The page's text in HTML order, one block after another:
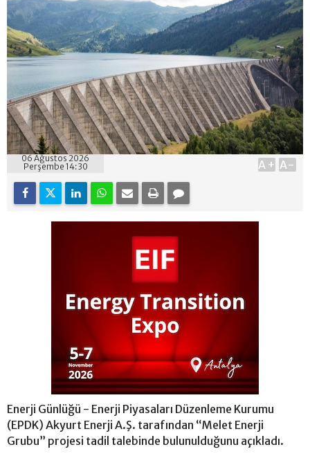
06 Ağustos 2026
Perşembe 14:30
A+ A-
Enerji Günlüğü - Enerji Piyasaları Düzenleme Kurumu
(EPDK) Akyurt Enerji A.Ş. tarafından “Melet Enerji
Grubu” projesi tadil talebinde bulunulduğunu açıkladı.